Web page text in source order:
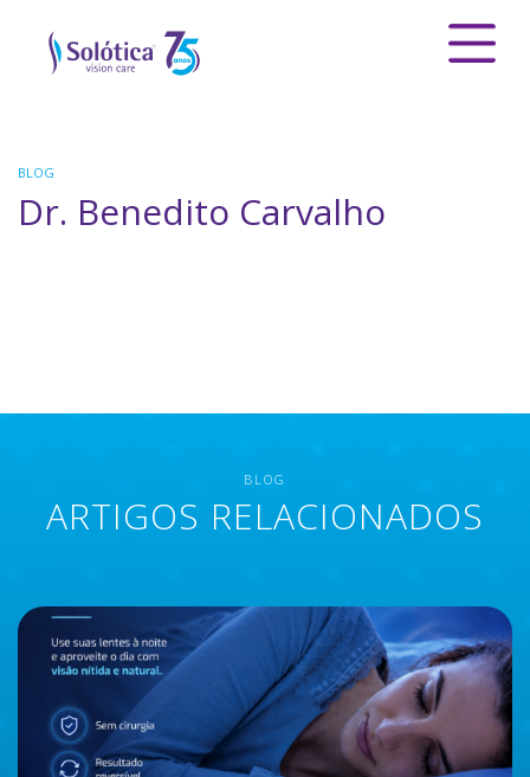
BLOG
Dr. Benedito Carvalho
BLOG
ARTIGOS RELACIONADOS